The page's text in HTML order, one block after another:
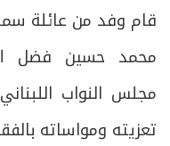
قام وفد من عائلة
محمد حسين فضل
مجلس النواب
تعزيته ومواساته